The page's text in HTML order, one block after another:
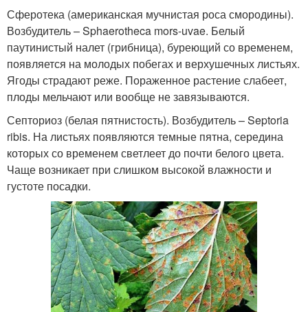
Сферотека (американская мучнистая роса смородины).
Возбудитель – Sphaerotheca mors-uvae. Белый
паутинистый налет (грибница), буреющий со временем,
появляется на молодых побегах и верхушечных листьях.
Ягоды страдают реже. Пораженное растение слабеет,
плоды мельчают или вообще не завязываются.
Септориоз (белая пятнистость). Возбудитель – Septoria
ribis. На листьях появляются темные пятна, середина
которых со временем светлеет до почти белого цвета.
Чаще возникает при слишком высокой влажности и
густоте посадки.